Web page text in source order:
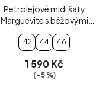
Petrolejové midi šaty
Marguevite s béžovými
květy
42 44 46
1 590 Kč
(–5 %)